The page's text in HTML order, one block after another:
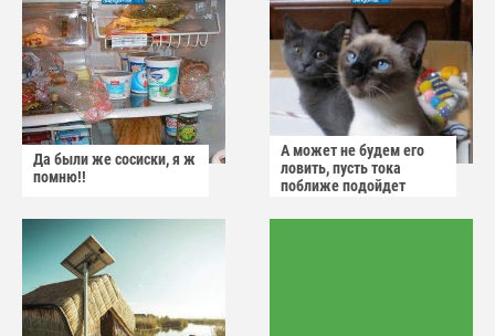
Да были же сосиски, я ж
помню!!
А может не будем его
ловить, пусть тока
поближе подойдет